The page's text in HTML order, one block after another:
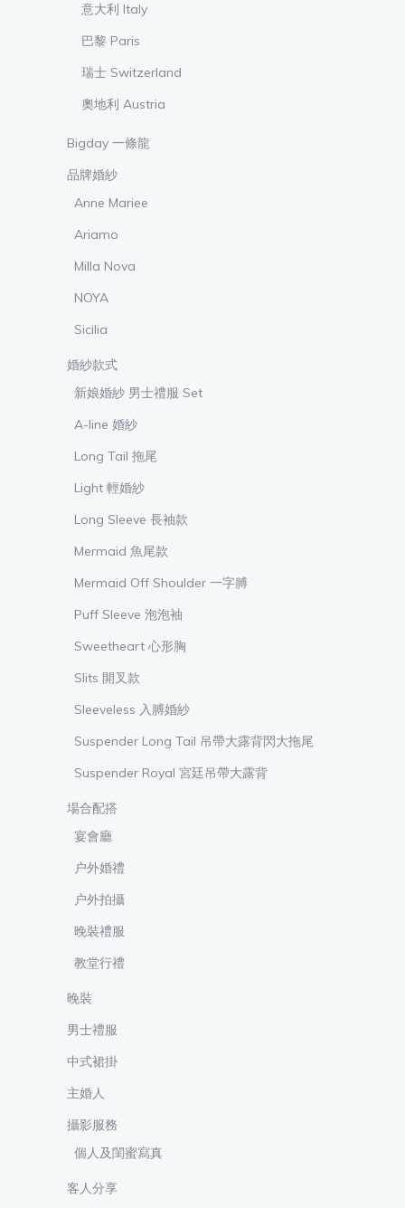
意大利 Italy
巴黎 Paris
瑞士 Switzerland
奧地利 Austria
Bigday 一條龍
品牌婚紗
Anne Mariee
Ariamo
Milla Nova
NOYA
Sicilia
婚紗款式
新娘婚紗 男士禮服 Set
A-line 婚紗
Long Tail 拖尾
Light 輕婚紗
Long Sleeve 長袖款
Mermaid 魚尾款
Mermaid Off Shoulder 一字膊
Puff Sleeve 泡泡袖
Sweetheart 心形胸
Slits 開叉款
Sleeveless 入膊婚紗
Suspender Long Tail 吊帶大露背閃大拖尾
Suspender Royal 宮廷吊帶大露背
場合配搭
宴會廳
户外婚禮
户外拍攝
晚裝禮服
教堂行禮
晚裝
男士禮服
中式裙掛
主婚人
攝影服務
個人及閨蜜寫真
客人分享